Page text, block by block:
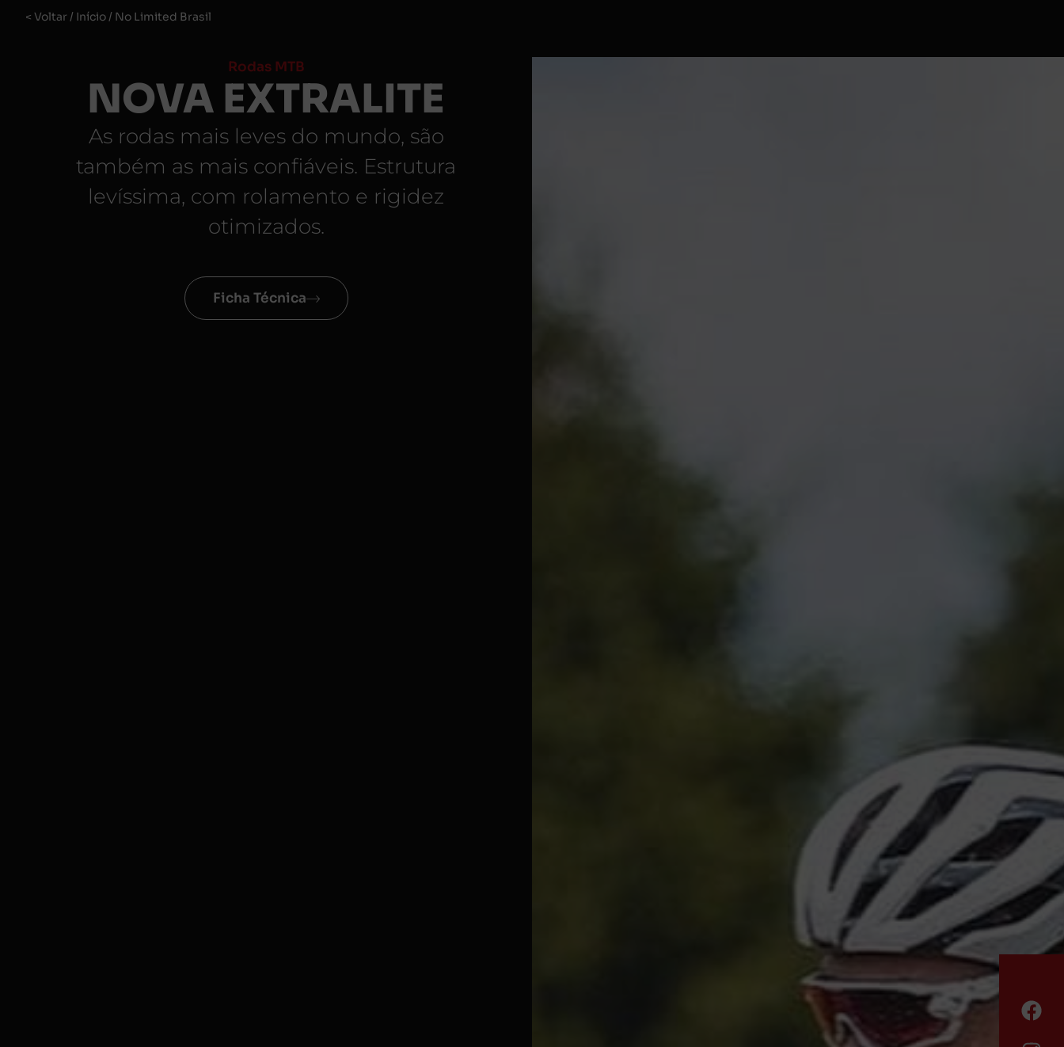
< Voltar / Início/ No Limited Brasil
Rodas MTB
NOVA EXTRALITE
As rodas mais leves do mundo, são
também as mais confiáveis. Estrutura
levíssima, com rolamento e rigidez
otimizados.
Ficha Técnica